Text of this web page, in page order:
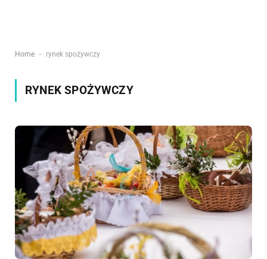
Home - rynek spożywczy
RYNEK SPOŻYWCZY